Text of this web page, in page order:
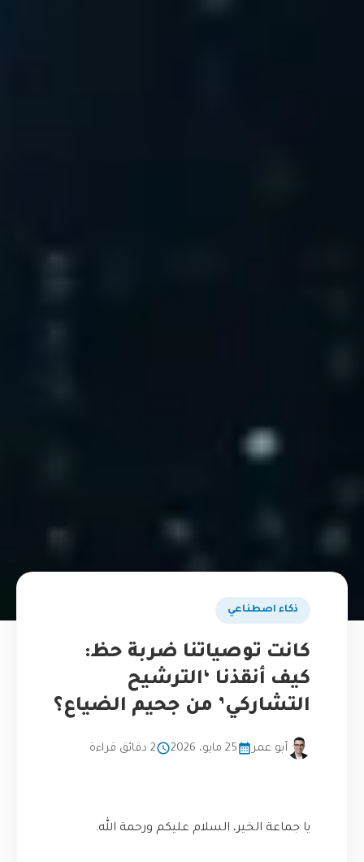
ذكاء اصطناعي
كانت توصياتنا ضربة حظ:
كيف أنقذنا ‘الترشيح
التشاركي’ من جحيم الضياع؟
أبو عمر 25 مايو، 2026 2 دقائق قراءة
يا جماعة الخير، السلام عليكم ورحمة الله.